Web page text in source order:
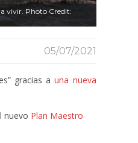
vivir. Photo Credit:
05/07/2021
gracias auna nueva
nuevo Plan Maestro